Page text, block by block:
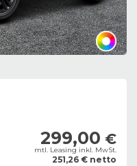
299,00 €
mtl. Leasing inkl. MwSt.
251,26 € netto